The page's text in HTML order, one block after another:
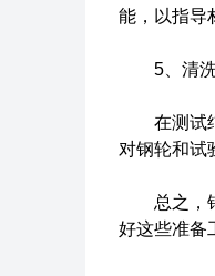
能，以指导
5、清洗
在测试结
对钢轮和试
总之，钢
好这些准备